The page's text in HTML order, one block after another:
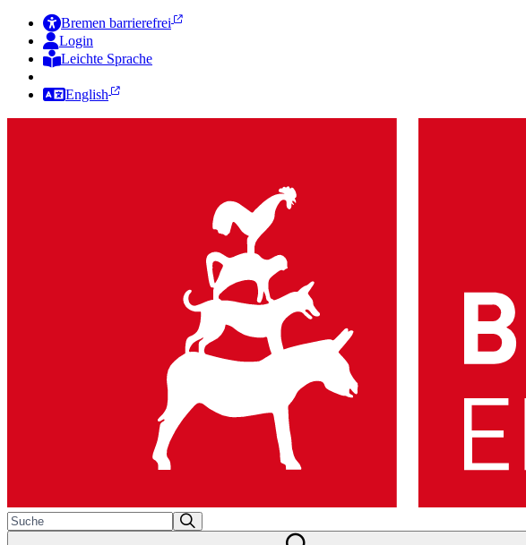
Bremen barrierefrei
Login
Leichte Sprache
English